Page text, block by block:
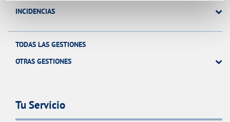
INCIDENCIAS
TODAS LAS GESTIONES
OTRAS GESTIONES
Tu Servicio